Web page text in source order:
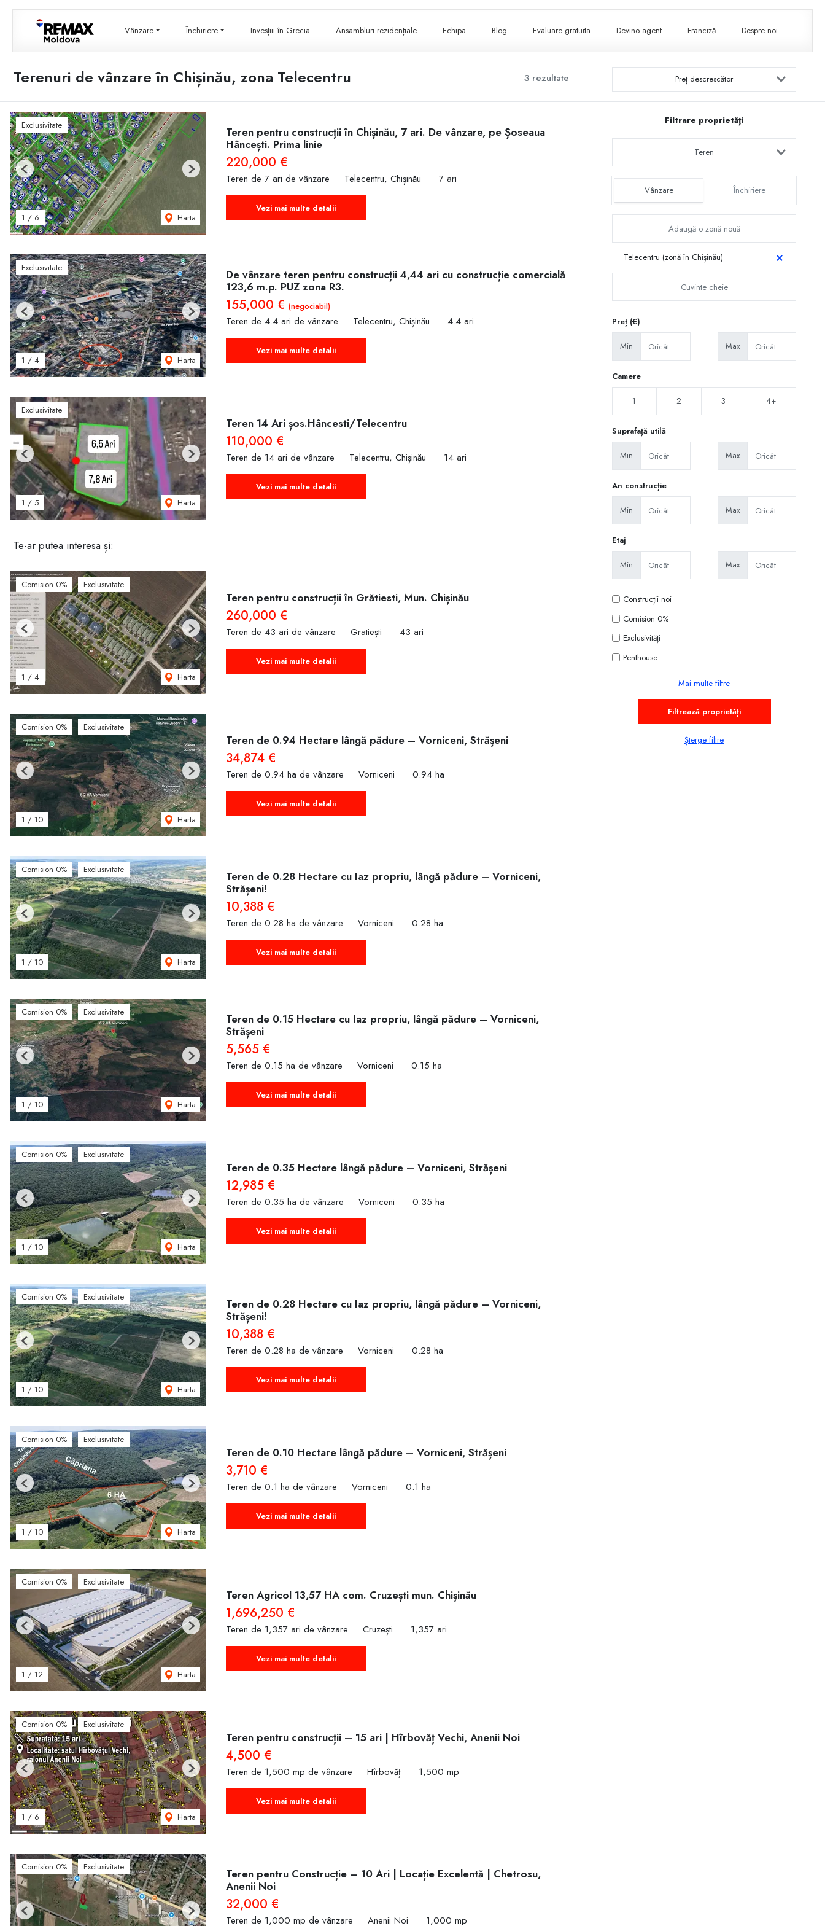
Vânzare Închiriere Invesțiii în Grecia Ansambluri rezidențiale Echipa Blog Evaluare gratuita Devino agent Franciză Despre noi
3 rezultate
Terenuri de vânzare în Chișinău, zona Telecentru Preț descrescător
Exclusivitate
1 / 6 Harta
Previous Next
Teren pentru construcții în Chișinău, 7 ari. De vânzare, pe Șoseaua
Hâncești. Prima linie
220,000 €
Teren de 7 ari de vânzare Telecentru, Chișinău 7 ari
Vezi mai multe detalii
Exclusivitate
1 / 4 Harta
Previous Next
De vânzare teren pentru construcții 4,44 ari cu construcție comercială
123,6 m.p. PUZ zona R3.
155,000 € (negociabil)
Teren de 4.4 ari de vânzare Telecentru, Chișinău 4.4 ari
Vezi mai multe detalii
Exclusivitate
1 / 5 Harta
Previous Next
Teren 14 Ari șos.Hâncesti/Telecentru
110,000 €
Teren de 14 ari de vânzare Telecentru, Chișinău 14 ari
Vezi mai multe detalii
Te-ar putea interesa și:
Comision 0% Exclusivitate
1 / 4 Harta
Previous Next
Teren pentru construcții în Grătiesti, Mun. Chișinău
260,000 €
Teren de 43 ari de vânzare Gratiești 43 ari
Vezi mai multe detalii
Comision 0% Exclusivitate
1 / 10 Harta
Previous Next
Teren de 0.94 Hectare lângă pădure – Vorniceni, Strășeni
34,874 €
Teren de 0.94 ha de vânzare Vorniceni 0.94 ha
Vezi mai multe detalii
Comision 0% Exclusivitate
1 / 10 Harta
Previous Next
Teren de 0.28 Hectare cu Iaz propriu, lângă pădure – Vorniceni,
Strășeni!
10,388 €
Teren de 0.28 ha de vânzare Vorniceni 0.28 ha
Vezi mai multe detalii
Comision 0% Exclusivitate
1 / 10 Harta
Previous Next
Teren de 0.15 Hectare cu Iaz propriu, lângă pădure – Vorniceni,
Strășeni
5,565 €
Teren de 0.15 ha de vânzare Vorniceni 0.15 ha
Vezi mai multe detalii
Comision 0% Exclusivitate
1 / 10 Harta
Previous Next
Teren de 0.35 Hectare lângă pădure – Vorniceni, Strășeni
12,985 €
Teren de 0.35 ha de vânzare Vorniceni 0.35 ha
Vezi mai multe detalii
Comision 0% Exclusivitate
1 / 10 Harta
Previous Next
Teren de 0.28 Hectare cu Iaz propriu, lângă pădure – Vorniceni,
Strășeni!
10,388 €
Teren de 0.28 ha de vânzare Vorniceni 0.28 ha
Vezi mai multe detalii
Comision 0% Exclusivitate
1 / 10 Harta
Previous Next
Teren de 0.10 Hectare lângă pădure – Vorniceni, Strășeni
3,710 €
Teren de 0.1 ha de vânzare Vorniceni 0.1 ha
Vezi mai multe detalii
Comision 0% Exclusivitate
1 / 12 Harta
Previous Next
Teren Agricol 13,57 HA com. Cruzești mun. Chișinău
1,696,250 €
Teren de 1,357 ari de vânzare Cruzești 1,357 ari
Vezi mai multe detalii
Comision 0% Exclusivitate
1 / 6 Harta
Previous Next
Teren pentru construcții – 15 ari | Hîrbovăț Vechi, Anenii Noi
4,500 €
Teren de 1,500 mp de vânzare Hîrbovăț 1,500 mp
Vezi mai multe detalii
Comision 0% Exclusivitate
Previous Next
Teren pentru Construcție – 10 Ari | Locație Excelentă | Chetrosu,
Anenii Noi
32,000 €
Teren de 1,000 mp de vânzare Anenii Noi 1,000 mp
Filtrare proprietăți
Teren
Vânzare Închiriere
Telecentru (zonă în Chișinău)
Preț (€)
Min Max
Camere
1 2 3 4+
Suprafață utilă
Min Max
An construcție
Min Max
Etaj
Min Max
Construcții noi
Comision 0%
Exclusivități
Penthouse
Mai multe filtre
Șterge filtre